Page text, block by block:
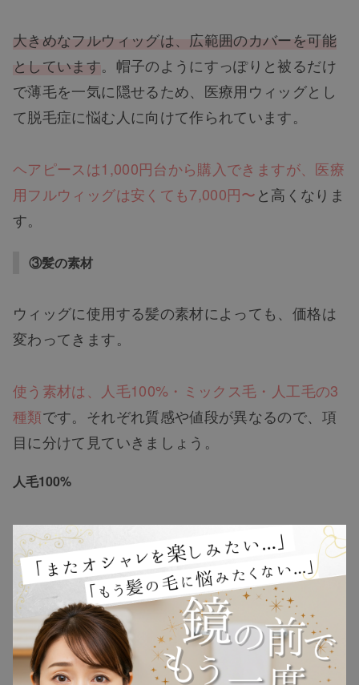
TOP
ウィッグ
プレゼント
大きめなフルウィッグは、広範囲のカバーを可能
としています。帽子のようにすっぽりと被るだけ
で薄毛を一気に隠せるため、医療用ウィッグとし
て脱毛症に悩む人に向けて作られています。
ヘアピースは1,000円台から購入できますが、医療
用フルウィッグは安くても7,000円〜と高くなりま
す。
③髪の素材
ウィッグに使用する髪の素材によっても、価格は
変わってきます。
使う素材は、人毛100%・ミックス毛・人工毛の3
種類です。それぞれ質感や値段が異なるので、項
目に分けて見ていきましょう。
人毛100%
人毛100%ウィッグは、人間の髪の毛をウィッグ用
に殺菌処理などの特殊加工を施して作られていま
す。地毛のような自然なツヤと手触りで、着用し
ても違和感なく付けられます。
また、自分の髪と同じようにスタイリングができ